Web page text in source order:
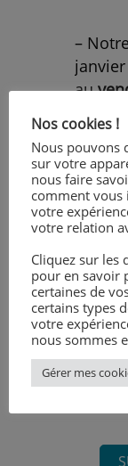
–
au
1
>
Nos cookies !
Nous pouvons
sur votre
nous faire
comment vous
votre
votre relation
Cliquez sur les
pour en savoir
certaines de
certains types
votre
nous sommes
Gérer mes